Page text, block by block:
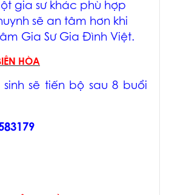
gia sư khác phù hợp
sẽ an tâm hơn khi
Gia Sư Gia Đình Việt.
HÒA
sinh sẽ tiến bộ sau 8 buổi